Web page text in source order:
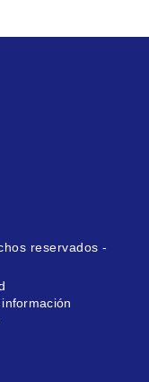
reservados -